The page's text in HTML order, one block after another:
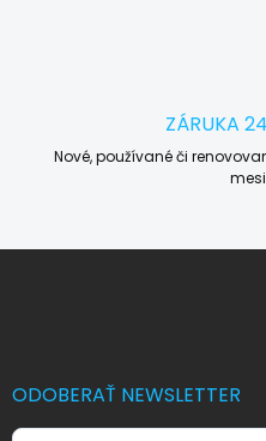
ZÁRUKA
Nové, používané či
ODOBERAŤ NEWSLETTER